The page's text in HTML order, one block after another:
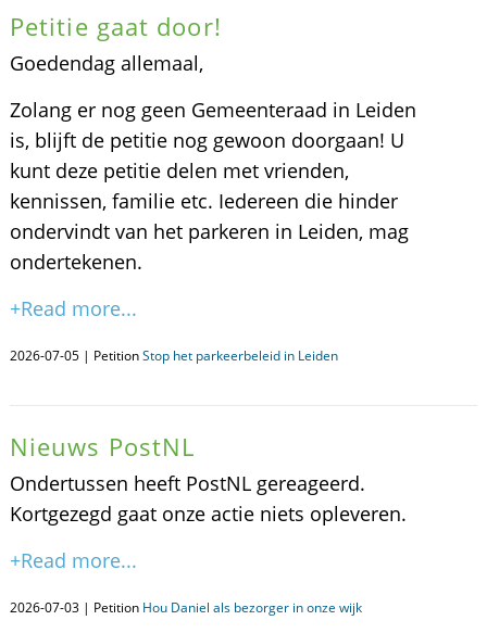
Petitie gaat door!
Goedendag allemaal,
Zolang er nog geen Gemeenteraad in Leiden
is, blijft de petitie nog gewoon doorgaan! U
kunt deze petitie delen met vrienden,
kennissen, familie etc. Iedereen die hinder
ondervindt van het parkeren in Leiden, mag
ondertekenen.
+Read more...
2026-07-05 | PetitionStop het parkeerbeleid in Leiden
Nieuws PostNL
Ondertussen heeft PostNL gereageerd.
Kortgezegd gaat onze actie niets opleveren.
+Read more...
2026-07-03 | Petition Hou Daniel als bezorger in onze wijk